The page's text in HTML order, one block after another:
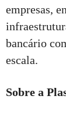
empresas,
bancário
escala.
Sobre a